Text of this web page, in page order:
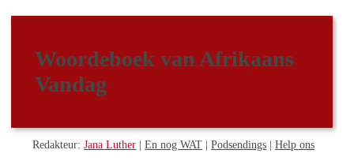
Woordeboek van Afrikaans
Vandag
Redakteur:Jana Luther |En nog WAT |Podsendings |Help ons